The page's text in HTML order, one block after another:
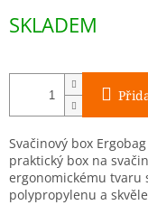
cena:
SKLADEM
Svačinový box
praktický box na
ergonomickému tvaru
polypropylenu a